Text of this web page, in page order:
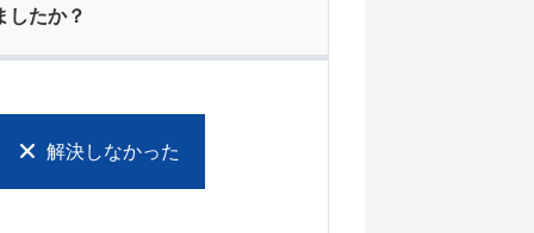
したか？
解決しなかった